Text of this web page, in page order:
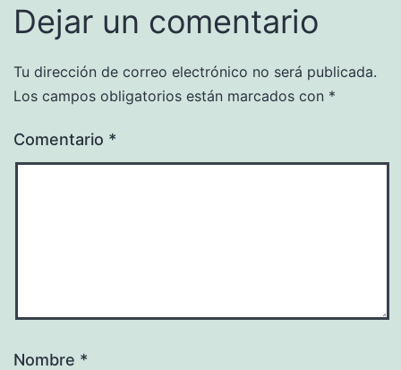
Dejar un comentario
Tu dirección de correo electrónico no será publicada.
Los campos obligatorios están marcados con *
Comentario *
Nombre *